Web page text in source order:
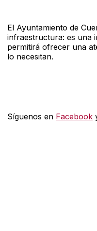
El Ayuntamiento de
infraestructura: es una
permitirá ofrecer una
lo necesitan.
Síguenos en Facebook